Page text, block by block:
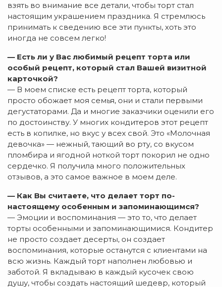
взять во внимание все детали, чтобы торт стал
настоящим украшением праздника. Я стремлюсь
принимать к сведению все эти пункты, хоть это
иногда не совсем легко!
— Есть ли у Вас любимый рецепт торта или
особый рецепт, который стал Вашей визитной
карточкой?
— В моем списке есть рецепт торта, который
просто обожает моя семья, они и стали первыми
дегустаторами. Да и многие заказчики оценили его
по достоинству. У многих кондитеров этот рецепт
есть в копилке, но вкус у всех свой. Это «Молочная
девочка» — нежный, тающий во рту, со вкусом
пломбира и ягодной ноткой торт покорил не одно
сердечко. Я получила много положительных
отзывов, а это самое важное в моем деле.
— Как Вы считаете, что делает торт по-
настоящему особенным и запоминающимся?
— Эмоции и воспоминания — это то, что делает
торты особенными и запоминающимися. Кондитер
не просто создает десерты, он создает
воспоминания, которые останутся с клиентами на
всю жизнь. Каждый торт наполнен любовью и
заботой. Я вкладываю в каждый кусочек свою
душу, чтобы создать настоящий шедевр, который